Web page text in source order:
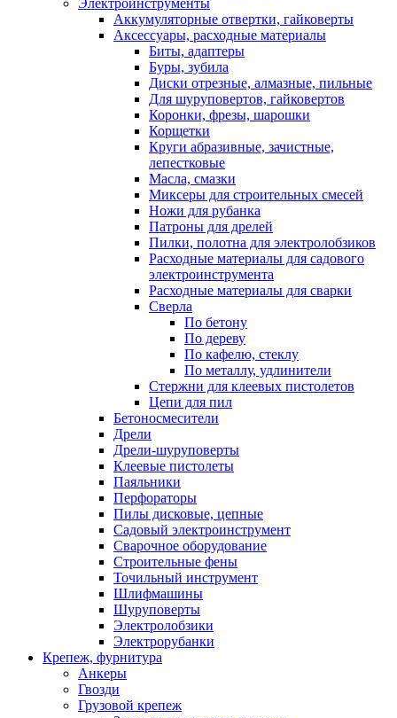
Аккумуляторные отвертки, гайковерты
Аксессуары, расходные материалы
Биты, адаптеры
Буры, зубила
Диски отрезные, алмазные, пильные
Для шуруповертов, гайковертов
Коронки, фрезы, шарошки
Корщетки
Круги абразивные, зачистные,
лепестковые
Масла, смазки
Миксеры для строительных смесей
Ножи для рубанка
Патроны для дрелей
Пилки, полотна для электролобзиков
Расходные материалы для садового
электроинструмента
Расходные материалы для сварки
Сверла
По бетону
По дереву
По кафелю, стеклу
По металлу, удлинители
Стержни для клеевых пистолетов
Цепи для пил
Бетоносмесители
Дрели
Дрели-шуруповерты
Клеевые пистолеты
Паяльники
Перфораторы
Пилы дисковые, цепные
Садовый электроинструмент
Сварочное оборудование
Строительные фены
Точильный инструмент
Шлифмашины
Шуруповерты
Электролобзики
Электрорубанки
Крепеж, фурнитура
Анкеры
Гвозди
Грузовой крепеж